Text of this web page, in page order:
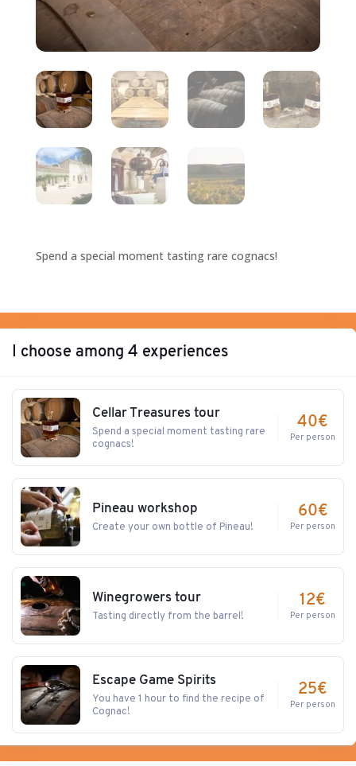
Spend a special moment tasting rare cognacs!
I choose among 4 experiences
Cellar Treasures tour
Spend a special moment tasting rare
cognacs!
40€
Per person
Pineau workshop
Create your own bottle of Pineau!
60€
Per person
Winegrowers tour
Tasting directly from the barrel!
12€
Per person
Escape Game Spirits
You have 1 hour to find the recipe of
Cognac!
25€
Per person